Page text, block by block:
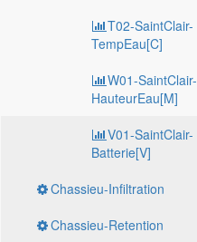
T02-SaintClair-
TempEau[C]
W01-SaintClair-
HauteurEau[M]
V01-SaintClair-
Batterie[V]
Chassieu-Infiltration
Chassieu-Retention